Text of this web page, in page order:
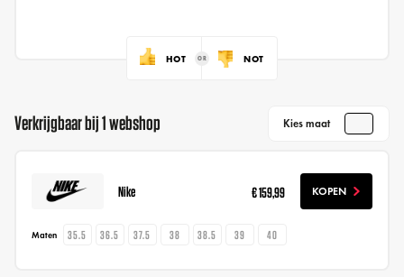
HOT NOT
Verkrijgbaar bij 1 webshop Kies maat
Nike € 159,99 KOPEN
Maten 35.5 36.5 37.5 38 38.5 39 40